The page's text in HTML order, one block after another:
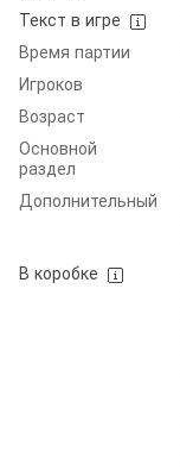
Текст в игре
Время партии
Игроков
Возраст
Основной
раздел
Дополнительный
В коробке